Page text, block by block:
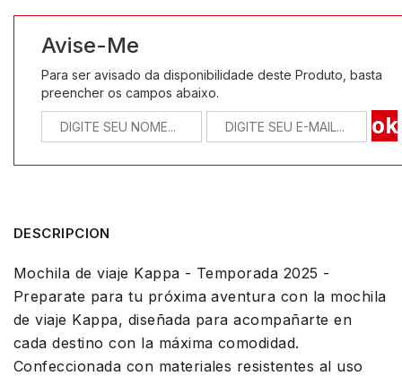
Avise-Me
Para ser avisado da disponibilidade deste Produto, basta
preencher os campos abaixo.
DESCRIPCION
Mochila de viaje Kappa - Temporada 2025 -
Preparate para tu próxima aventura con la mochila
de viaje Kappa, diseñada para acompañarte en
cada destino con la máxima comodidad.
Confeccionada con materiales resistentes al uso